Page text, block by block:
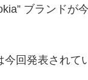
ブランドが
回発表されて